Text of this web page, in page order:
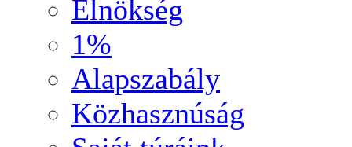
Elnökség
1%
Alapszabály
Közhasznúság